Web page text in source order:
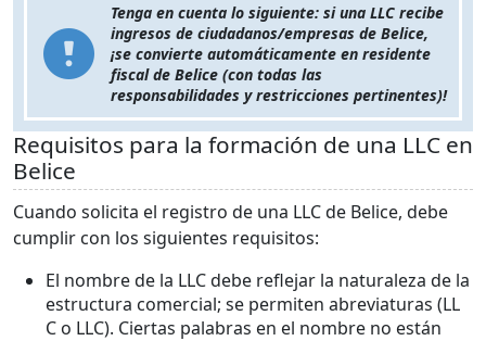
Tenga en cuenta lo siguiente: si una LLC recibe
ingresos de ciudadanos/empresas de Belice,
¡se convierte automáticamente en residente
fiscal de Belice (con todas las
responsabilidades y restricciones pertinentes)!
Requisitos para la formación de una LLC en
Belice
Cuando solicita el registro de una LLC de Belice, debe
cumplir con los siguientes requisitos:
El nombre de la LLC debe reflejar la naturaleza de la
estructura comercial; se permiten abreviaturas (LL
C o LLC). Ciertas palabras en el nombre no están